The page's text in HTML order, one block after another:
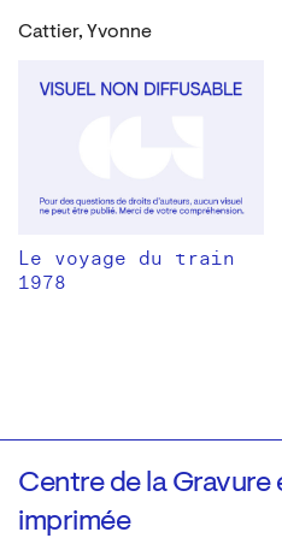
Cattier, Yvonne
Le voyage du train
1978
Centre de la Gravure
imprimée